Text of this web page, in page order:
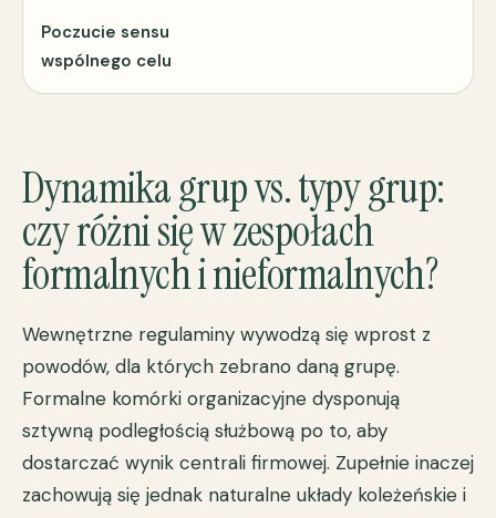
Poczucie sensu
wspólnego celu
Dynamika grup vs. typy grup:
czy różni się w zespołach
formalnych i nieformalnych?
Wewnętrzne regulaminy wywodzą się wprost z
powodów, dla których zebrano daną grupę.
Formalne komórki organizacyjne dysponują
sztywną podległością służbową po to, aby
dostarczać wynik centrali firmowej. Zupełnie inaczej
zachowują się jednak naturalne układy koleżeńskie i